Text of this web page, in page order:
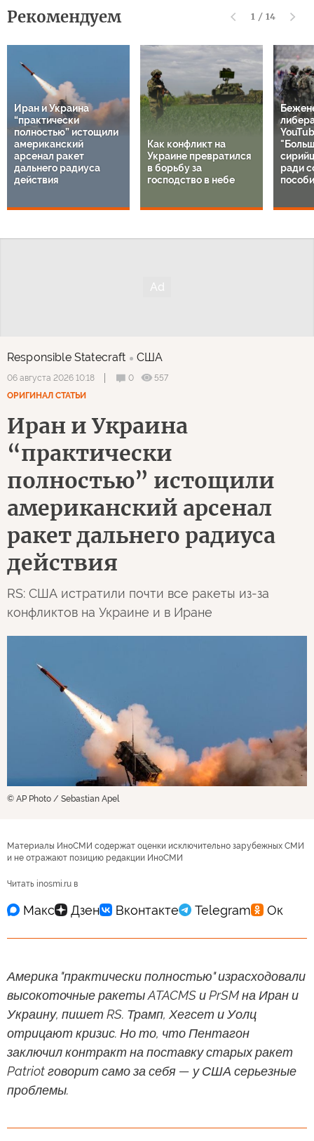
Рекомендуем 1 / 14
Иран и Украина
“практически
полностью” истощили
американский
арсенал ракет
дальнего радиуса
действия
Как конфликт на
Украине превратился
в борьбу за
господство в небе
ради
Responsible Statecraft США
06 августа 2026 10:18 0
557
ОРИГИНАЛ СТАТЬИ
Иран и Украина
“практически
полностью” истощили
американский арсенал
ракет дальнего радиуса
действия
RS: США истратили почти все ракеты из-за
конфликтов на Украине и в Иране
© AP Photo / Sebastian Apel
Материалы ИноСМИ содержат оценки исключительно зарубежных СМИ
и не отражают позицию редакции ИноСМИ
Читать inosmi.ru в
Америка "практически полностью" израсходовали
высокоточные ракеты ATACMS и PrSM на Иран и
Украину, пишет RS. Трамп, Хегсет и Уолц
отрицают кризис. Но то, что Пентагон
заключил контракт на поставку старых ракет
Patriot говорит само за себя — у США серьезные
проблемы.